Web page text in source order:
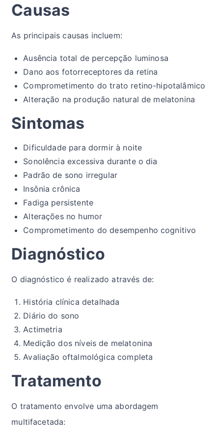
Causas
As principais causas incluem:
Ausência total de percepção luminosa
Dano aos fotorreceptores da retina
Comprometimento do trato retino-hipotalâmico
Alteração na produção natural de melatonina
Sintomas
Dificuldade para dormir à noite
Sonolência excessiva durante o dia
Padrão de sono irregular
Insônia crônica
Fadiga persistente
Alterações no humor
Comprometimento do desempenho cognitivo
Diagnóstico
O diagnóstico é realizado através de:
História clínica detalhada
Diário do sono
Actimetria
Medição dos níveis de melatonina
Avaliação oftalmológica completa
Tratamento
O tratamento envolve uma abordagem
multifacetada: